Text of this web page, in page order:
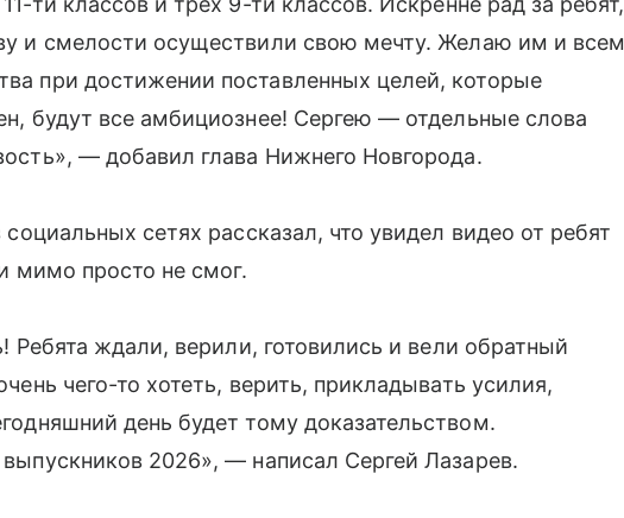
и смелости осуществили свою мечту. Желаю им и всем
при достижении поставленных целей, которые
будут все амбициознее! Сергею — отдельные слова
— добавил глава Нижнего Новгорода.
сетях рассказал, что увидел видео от ребят
мимо просто не смог.
Ребята ждали, верили, готовились и вели обратный
чего-то хотеть, верить, прикладывать усилия,
день будет тому доказательством.
2026», — написал Сергей Лазарев.